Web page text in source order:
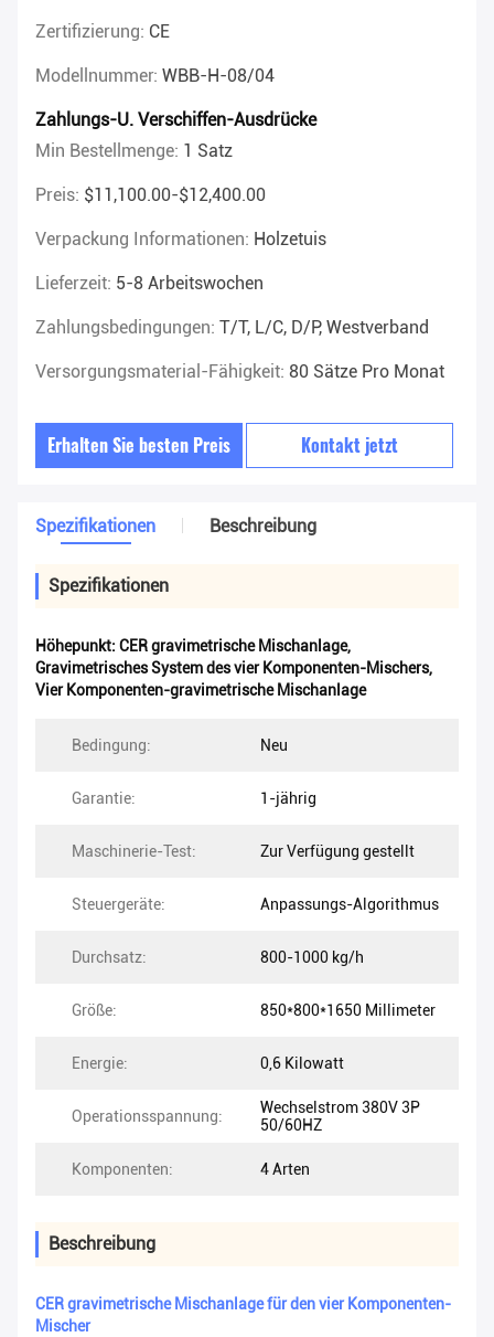
Zertifizierung: CE
Modellnummer: WBB-H-08/04
Zahlungs-U. Verschiffen-Ausdrücke
Min Bestellmenge: 1 Satz
Preis: $11,100.00-$12,400.00
Verpackung Informationen: Holzetuis
Lieferzeit: 5-8 Arbeitswochen
Zahlungsbedingungen: T/T, L/C, D/P, Westverband
Versorgungsmaterial-Fähigkeit: 80 Sätze Pro Monat
Erhalten Sie besten Preis Kontakt jetzt
Spezifikationen Beschreibung
Spezifikationen
Höhepunkt: CER gravimetrische Mischanlage,
Gravimetrisches System des vier Komponenten-Mischers,
Vier Komponenten-gravimetrische Mischanlage
Bedingung: Neu
Garantie: 1-jährig
Maschinerie-Test: Zur Verfügung gestellt
Steuergeräte: Anpassungs-Algorithmus
Durchsatz: 800-1000 kg/h
Größe: 850*800*1650 Millimeter
Energie: 0,6 Kilowatt
Operationsspannung:
Wechselstrom 380V 3P
50/60HZ
Komponenten: 4 Arten
Beschreibung
CER gravimetrische Mischanlage für den vier Komponenten-
Mischer